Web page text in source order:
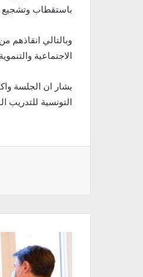
باستقطاب وتشجيع
وبالتالي انقاذهم
الاجتماعية
يشار ان الجلسة
التونسية للتدريب